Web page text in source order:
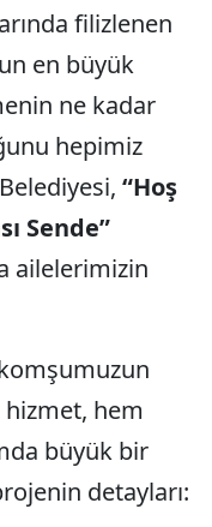
filizlenen
en büyük
ne kadar
hepimiz
“Hoş
Sende”
ailelerimizin
hizmet, hem
büyük bir
detayları: